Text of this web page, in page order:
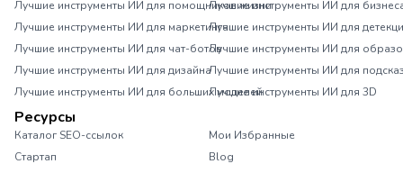
Лучшие инструменты ИИ для помощников жизниЛучшие инструменты ИИ для
Лучшие инструменты ИИ для маркетингаЛучшие инструменты ИИ для
Лучшие инструменты ИИ для чат-ботовЛучшие инструменты ИИ для
Лучшие инструменты ИИ для дизайнаЛучшие инструменты ИИ для
Лучшие инструменты ИИ для больших моделейЛучшие инструменты ИИ для 3D
Ресурсы
Каталог SEO-ссылок
Мои Избранные
Стартап
Blog